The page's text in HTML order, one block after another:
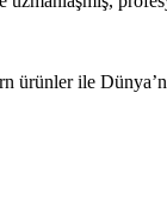
ürünler ile